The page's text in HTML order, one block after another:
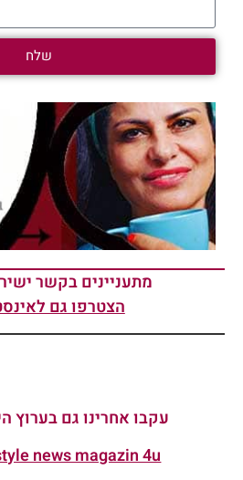
שלח
מתעניינים בקשר
הצטרפו גם
עקבו אחרינו גם בערוץ
news magazin 4u